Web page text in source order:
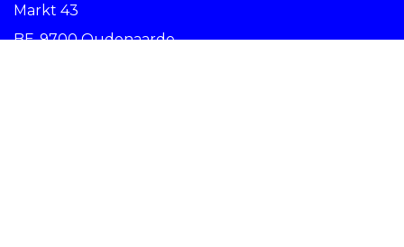
Markt 43
BE-9700 Oudenaarde